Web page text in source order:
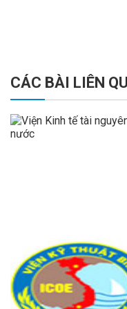
CÁC BÀI LIÊN